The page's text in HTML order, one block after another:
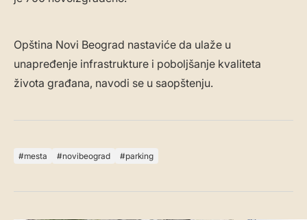
Opština Novi Beograd nastaviće da ulaže u
unapređenje infrastrukture i poboljšanje kvaliteta
života građana, navodi se u saopštenju.
mesta novibeograd parking